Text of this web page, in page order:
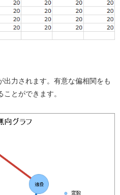
力されます。有意な偏相関をも
とができます。